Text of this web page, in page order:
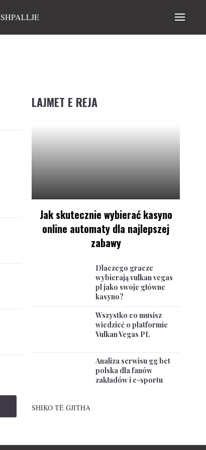
SHPALLJE
LAJMET E REJA
Jak skutecznie wybierać kasyno
online automaty dla najlepszej
zabawy
Dlaczego gracze
wybierają vulkan vegas
pl jako swoje główne
kasyno?
Wszystko co musisz
wiedzieć o platformie
Vulkan Vegas PL
Analiza serwisu gg bet
polska dla fanów
zakładów i e-sportu
SHIKO TË GJITHA